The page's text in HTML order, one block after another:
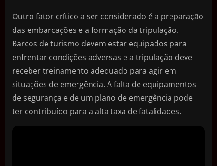
Outro fator crítico a ser considerado é a preparação
das embarcações e a formação da tripulação.
Barcos de turismo devem estar equipados para
enfrentar condições adversas e a tripulação deve
receber treinamento adequado para agir em
situações de emergência. A falta de equipamentos
de segurança e de um plano de emergência pode
ter contribuído para a alta taxa de fatalidades.